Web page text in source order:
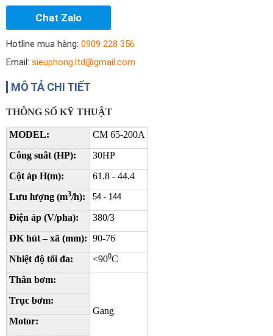
Chat Zalo
Hotline mua hàng: 0909 228 356
Email: sieuphong.ltd@gmail.com
MÔ TẢ CHI TIẾT
THÔNG SỐ KỸ THUẬT
MODEL:
CM 65-200A
Công suât (HP):
30HP
Cột áp H(m):
61.8 - 44.4
Lưu lượng (m3/h): 54 - 144
Điện áp (V/pha):
380/3
ĐK hút – xã (mm): 90-76
Nhiệt độ tối đa:
<900C
Thân bơm:
Gang
Trục bơm:
Motor: